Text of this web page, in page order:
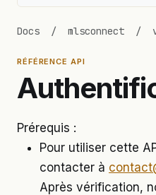
Docs / mlsconnect /
RÉFÉRENCE API
Prérequis :
Pour utiliser cette
contacter à
Après vérification,